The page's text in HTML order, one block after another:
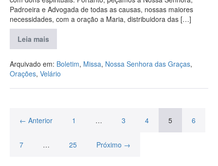
Padroeira e Advogada de todas as causas, nossas maiores
necessidades, com a oração a Maria, distribuidora das […]
Leia mais
Arquivado em: Boletim, Missa, Nossa Senhora das Graças,
Orações, Velário
← Anterior 1 … 3 4 5 6
7 … 25 Próximo →